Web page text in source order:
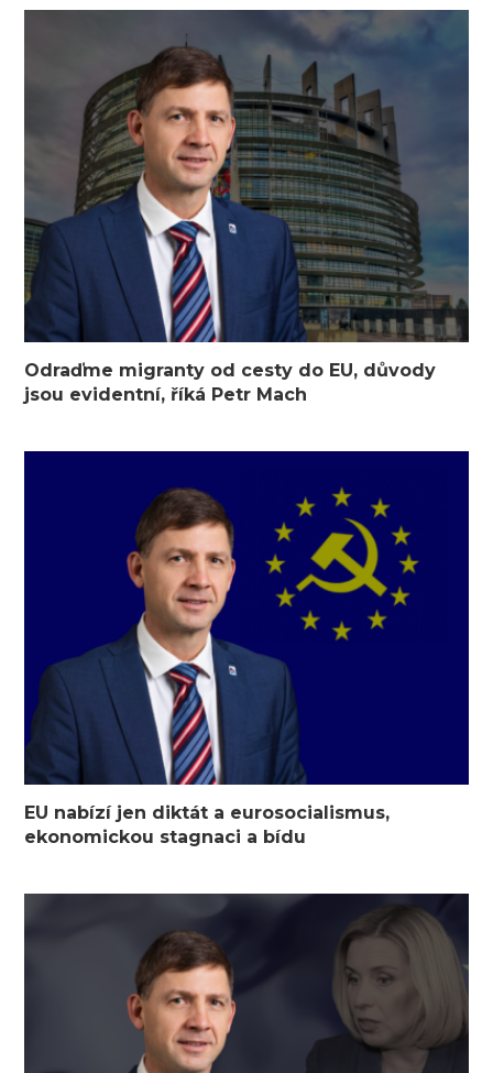
Odraďme migranty od cesty do EU, důvody
jsou evidentní, říká Petr Mach
EU nabízí jen diktát a eurosocialismus,
ekonomickou stagnaci a bídu